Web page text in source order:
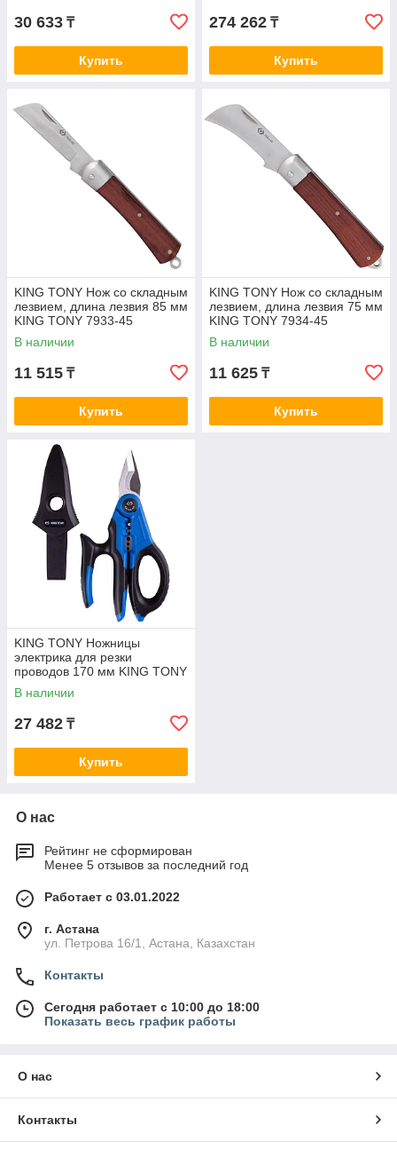
30 633 ₸
Купить
274 262 ₸
Купить
KING TONY Нож со складным
лезвием, длина лезвия 85 мм
KING TONY 7933-45
В наличии
11 515 ₸
Купить
KING TONY Нож со складным
лезвием, длина лезвия 75 мм
KING TONY 7934-45
В наличии
11 625 ₸
Купить
KING TONY Ножницы
электрика для резки
проводов 170 мм KING TONY
6AB14-65
В наличии
27 482 ₸
Купить
О нас
Рейтинг не сформирован
Менее 5 отзывов за последний год
Работает с 03.01.2022
г. Астана
ул. Петрова 16/1, Астана, Казахстан
Контакты
Сегодня работает с 10:00 до 18:00
Показать весь график работы
О нас
Контакты